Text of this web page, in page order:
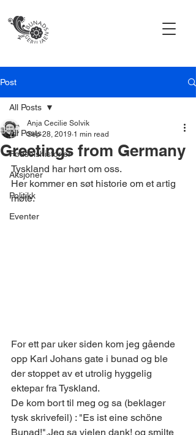
Post
All Posts
Fødselshistorier
Aksjoner
Politikk
Eventer
All Posts
Greetings from Germany
Anja Cecilie Solvik
Sep 28, 2019 1 min read
Tyskland har hørt om oss.
Her kommer en søt historie om et artig
møte.
For ett par uker siden kom jeg gående
opp Karl Johans gate i bunad og ble
der stoppet av et utrolig hyggelig
ektepar fra Tyskland.
De kom bort til meg og sa (beklager
tysk skrivefeil) : "Es ist eine schöne
Bunad!".Jeg sa vielen dank! og smilte